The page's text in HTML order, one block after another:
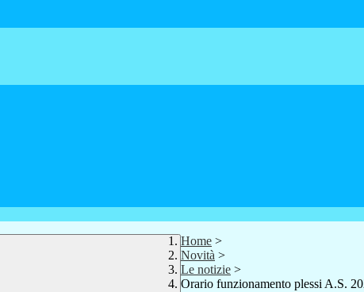
Home >
Novità >
Le notizie >
Orario funzionamento plessi A.S.